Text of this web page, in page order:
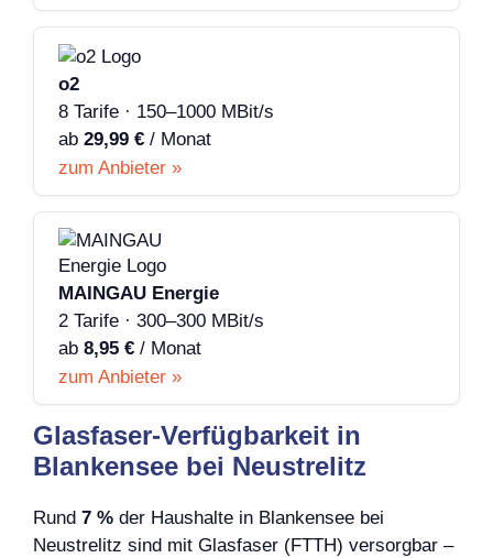
o2
8 Tarife · 150–1000 MBit/s
ab 29,99 € / Monat
zum Anbieter »
MAINGAU Energie
2 Tarife · 300–300 MBit/s
ab 8,95 € / Monat
zum Anbieter »
Glasfaser-Verfügbarkeit in
Blankensee bei Neustrelitz
Rund 7 % der Haushalte in Blankensee bei
Neustrelitz sind mit Glasfaser (FTTH) versorgbar –